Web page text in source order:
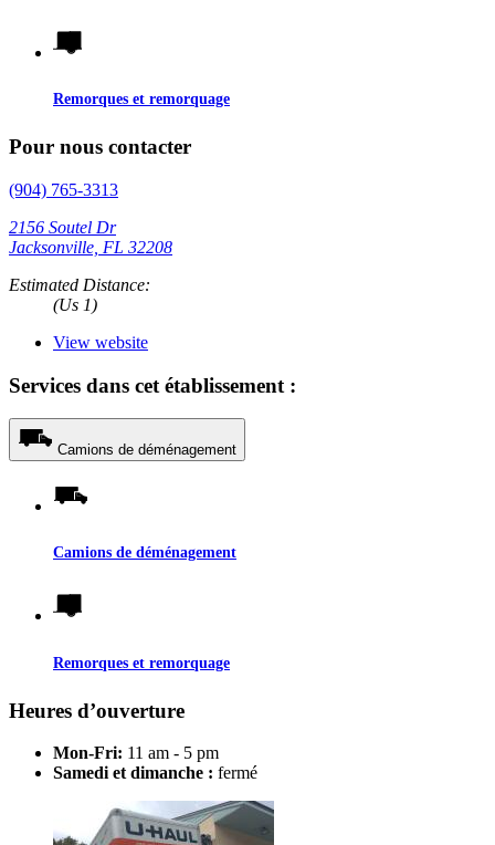
Remorques et remorquage
Pour nous contacter
(904) 765-3313
2156 Soutel Dr
Jacksonville, FL 32208
Estimated Distance:
(Us 1)
View website
Services dans cet établissement :
Camions de déménagement
Camions de déménagement
Remorques et remorquage
Heures d’ouverture
Mon-Fri: 11 am - 5 pm
Samedi et dimanche : fermé